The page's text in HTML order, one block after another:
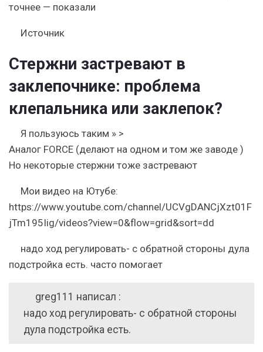
точнее — показали
Источник
Стержни застревают в
заклепочнике: проблема
клепальника или заклепок?
Я пользуюсь таким » >
Аналог FORCE (делают на одном и том же заводе )
Но некоторые стержни тоже застревают
Мои видео на Ютубе:
https://www.youtube.com/channel/UCVgDANCjXzt01F
jTm195Iig/videos?view=0&flow=grid&sort=dd
надо ход регулировать- с обратной стороны дула
подстройка есть. часто помогает
greg111 написал :
надо ход регулировать- с обратной стороны
дула подстройка есть.